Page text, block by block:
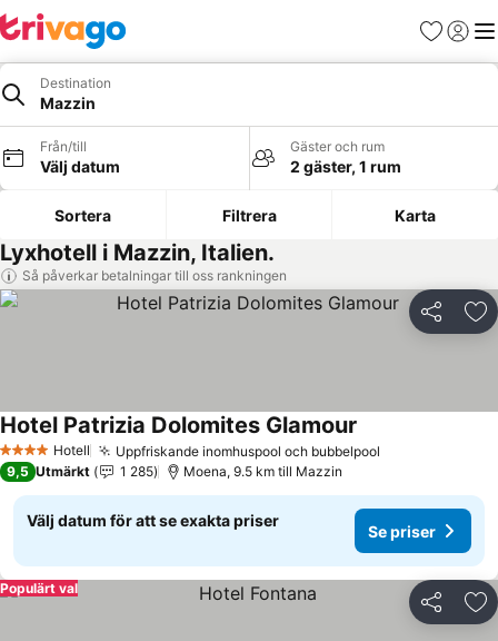
Favoriter
Logga
Destination
Mazzin
Från/till
Välj datum
Gäster och rum
2 gäster, 1 rum
Sortera Filtrera Karta
Lyxhotell i Mazzin, Italien.
Så påverkar betalningar till oss rankningen
Dela
4 StjärnorHotell Uppfriskande inomhuspool och bubbelpool
Hotel Patrizia Dolomites Glamour
9,5 Utmärkt 1 285 Moena, 9.5 km till Mazzin
Välj datum för att se exakta priser
Se priser
Dela
Populärt val